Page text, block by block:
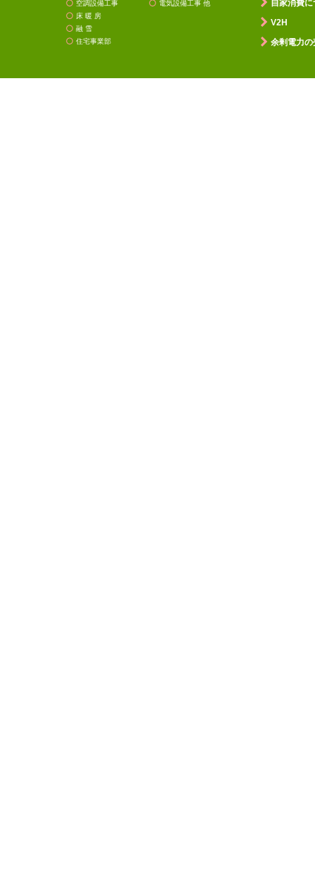
空調設備工事
床 暖 房
融 雪
住宅事業部
電気設備工事 他
自家消費
V2H
余剰電力の